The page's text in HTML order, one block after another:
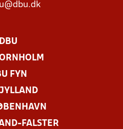
DBU
FYN
FALSTER